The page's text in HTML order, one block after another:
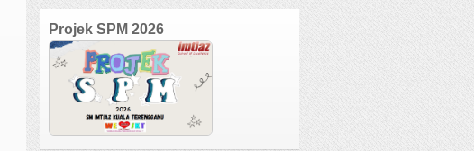
Projek SPM 2026